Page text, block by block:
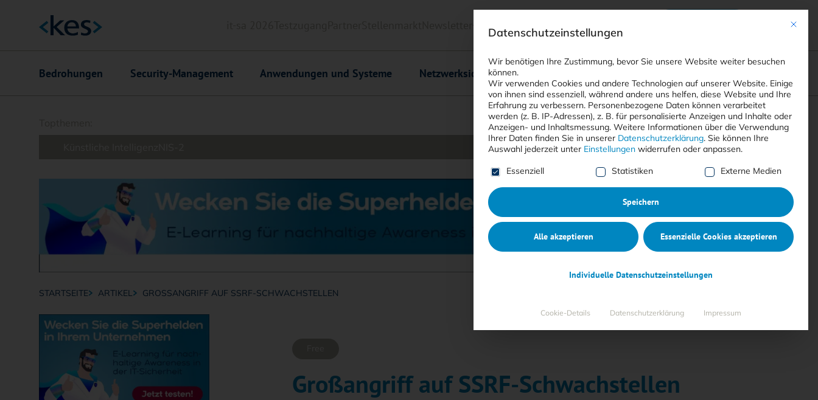
Suchen
<kes>+ Downloads
Hauptnavigation
Bedrohungen Security-Management Anwendungen und Systeme Netzwerksicherheit
Breadcrumb-Navigation
STARTSEITE ARTIKEL GROSSANGRIFF AUF SSRF-SCHWACHSTELLEN
Großangriff auf SSRF-Schwachstellen
Mit
Datenschutzeinstellungen
Wir benötigen Ihre Zustimmung, bevor Sie unsere Website weiter besuchen
können.
Wir verwenden Cookies und andere Technologien auf unserer Website. Einige
von ihnen sind essenziell, während andere uns helfen, diese Website und Ihre
Erfahrung zu verbessern. Personenbezogene Daten können verarbeitet
werden (z. B. IP-Adressen), z. B. für personalisierte Anzeigen und Inhalte oder
Anzeigen- und Inhaltsmessung. Weitere Informationen über die Verwendung
Ihrer Daten finden Sie in unserer Datenschutzerklärung. Sie können Ihre
Auswahl jederzeit unter Einstellungen widerrufen oder anpassen.
Es folgt eine Liste der Service-Gruppen, für die eine Einwilligung
Essenziell Statistiken Externe Medien
Speichern
Alle akzeptieren Essenzielle Cookies akzeptieren
Individuelle Datenschutzeinstellungen
Cookie-Details Datenschutzerklärung Impressum